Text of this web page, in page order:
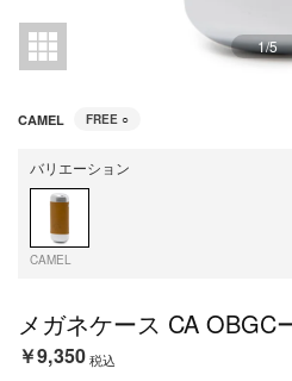
1/5
CAMEL FREE ○
バリエーション
CAMEL
メガネケース CA OBGC
￥9,350税込